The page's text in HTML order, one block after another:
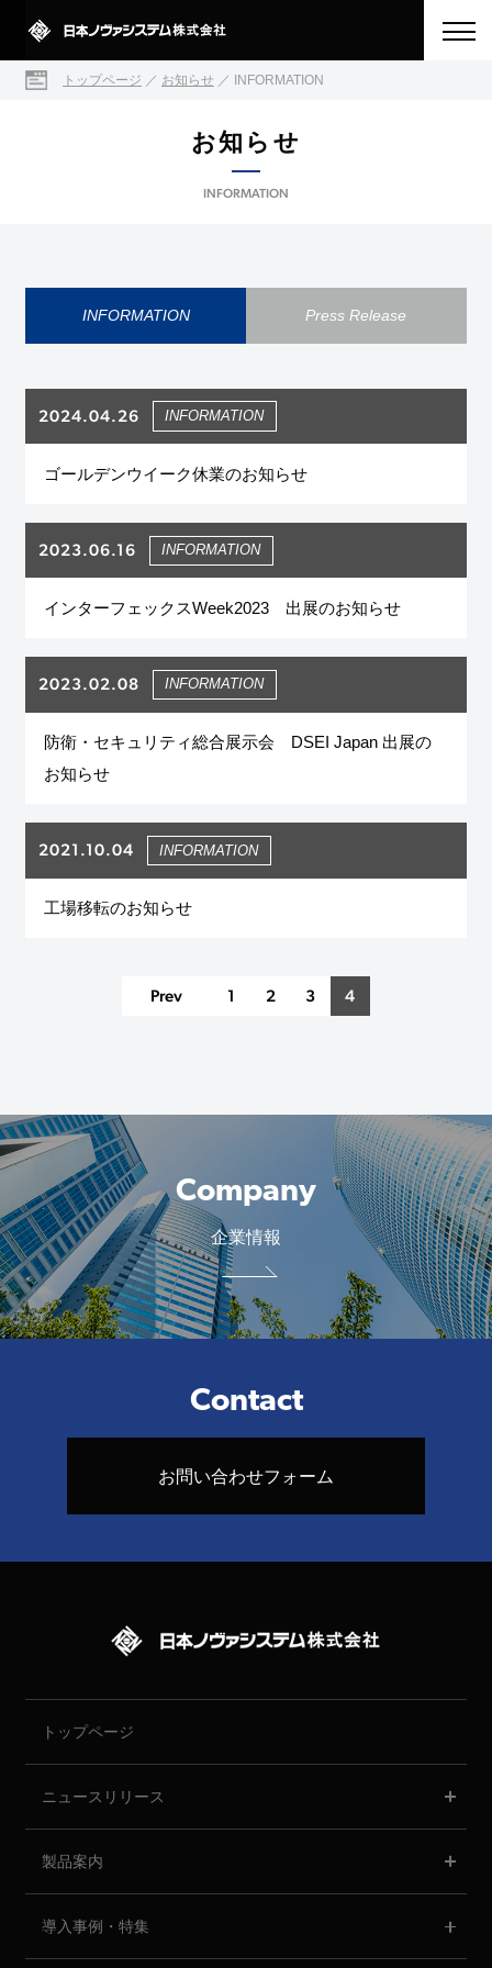
トップページ ／ お知らせ ／ INFORMATION
INFORMATION
INFORMATION Press Release
2024.04.26 INFORMATION
ゴールデンウイーク休業のお知らせ
2023.06.16 INFORMATION
インターフェックスWeek2023 出展のお知らせ
2023.02.08 INFORMATION
防衛・セキュリティ総合展示会 DSEI Japan 出展の
お知らせ
2021.10.04 INFORMATION
工場移転のお知らせ
Prev 1 2 3 4
Contact
お問い合わせフォーム
Company
企業情報
トップページ
ニュースリリース
製品案内
導入事例・特集